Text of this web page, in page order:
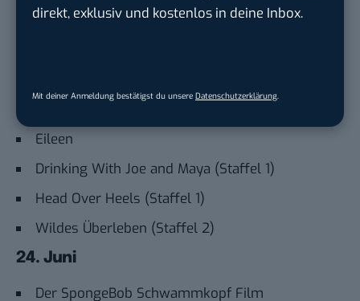
direkt, exklusiv und kostenlos in deine Inbox.
Mit deiner Anmeldung bestätigst du unsere Datenschutzerklärung.
Revenge
23. Juni
Eileen
Drinking With Joe and Maya (Staffel 1)
Head Over Heels (Staffel 1)
Wildes Überleben (Staffel 2)
24. Juni
Der SpongeBob Schwammkopf Film